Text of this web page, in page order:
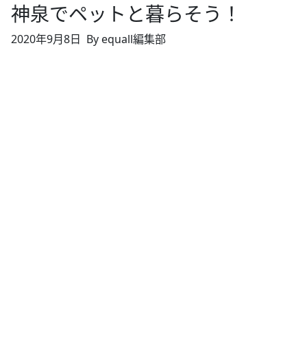
神泉でペットと暮らそう！
2020年9月8日 By equall編集部